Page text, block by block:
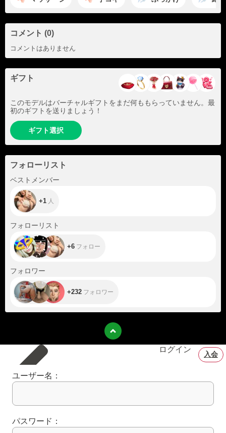
コメント (0)
コメントはありません
ギフト
このモデルはバーチャルギフトをまだ何ももらっていません。最
初のギフトを送りましょう！
ギフト選択
フォローリスト
ベストメンバー
+1
+1 人
フォローリスト
+6 フォロー
フォロワー
+232 フォロワー
ログイン
入会
ユーザー名：
パスワード：